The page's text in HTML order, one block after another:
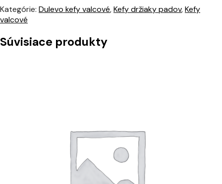
Kategórie: Dulevo kefy valcové,Kefy držiaky padov,Kefy
valcové
Súvisiace produkty